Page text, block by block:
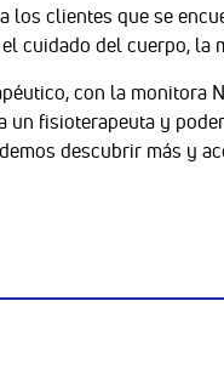
clientes que se
cuidado del cuerpo, la
con la monitora
un fisioterapeuta y
descubrir más y